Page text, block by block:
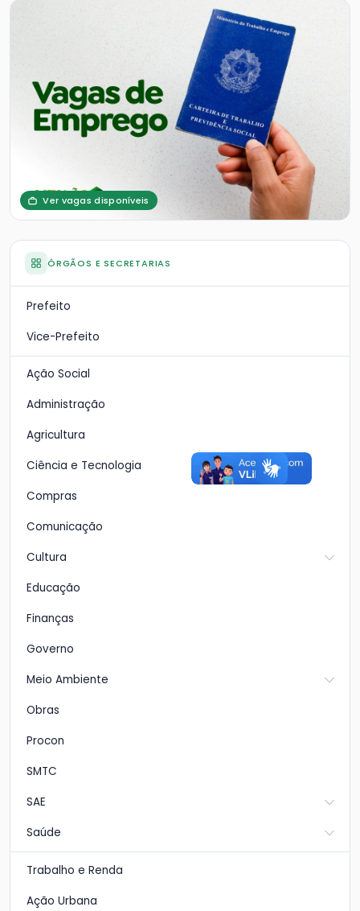
Ver vagas disponíveis
ÓRGÃOS E SECRETARIAS
Prefeito
Vice-Prefeito
Ação Social
Administração
Agricultura
Ciência e Tecnologia
Compras
Comunicação
Cultura
Educação
Finanças
Governo
Meio Ambiente
Obras
Procon
SMTC
SAE
Saúde
Trabalho e Renda
Ação Urbana